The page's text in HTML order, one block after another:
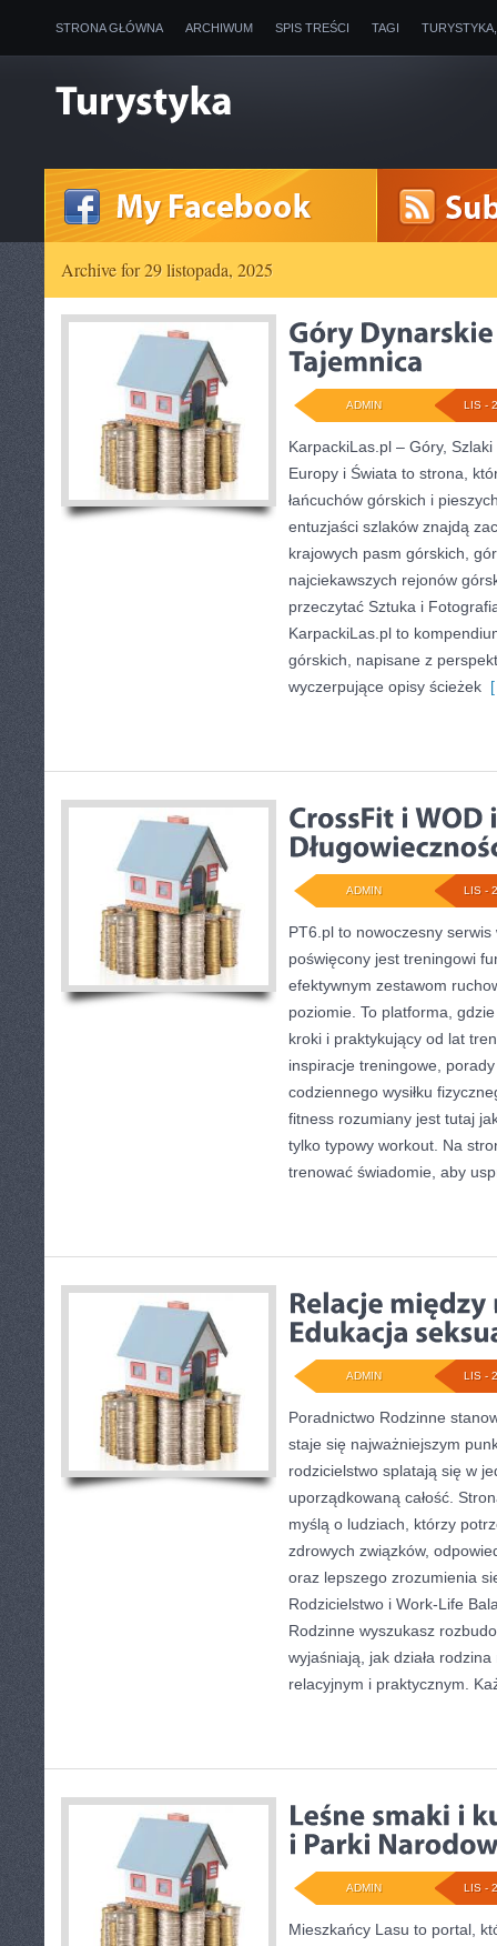
STRONA GŁÓWNA ARCHIWUM SPIS TREŚCI TAGI
Archive for 29 listopada, 2025
LIS -
ADMIN
KarpackiLas.pl – Góry,
Europy i Świata to strona,
łańcuchów górskich i
entuzjaści szlaków znajdą
krajowych pasm górskich,
najciekawszych rejonów
przeczytać Sztuka i
KarpackiLas.pl to
górskich, napisane z
wyczerpujące opisy ścieżek
LIS -
ADMIN
PT6.pl to nowoczesny serwis
poświęcony jest treningowi
efektywnym zestawom
poziomie. To platforma,
kroki i praktykujący od lat
inspiracje treningowe,
codziennego wysiłku
fitness rozumiany jest tutaj
tylko typowy workout. Na
trenować świadomie, aby
LIS -
ADMIN
Poradnictwo Rodzinne
staje się najważniejszym
rodzicielstwo splatają się w
uporządkowaną całość.
myślą o ludziach, którzy
zdrowych związków,
oraz lepszego zrozumienia
Rodzicielstwo i Work-Life
Rodzinne wyszukasz
wyjaśniają, jak działa
relacyjnym i praktycznym.
LIS -
ADMIN
Mieszkańcy Lasu to portal,